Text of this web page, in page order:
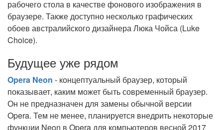
рабочего стола в качестве фонового изображения в
браузере. Также доступно несколько графических
обоев австралийского дизайнера Люка Чойса (Luke
Choice).
Будущее уже рядом
Opera Neon - концептуальный браузер, который
показывает, каким может быть современный браузер.
Он не предназначен для замены обычной версии
Opera. Тем не менее, планируется внедрить некоторые
функции Neon в Opera для компьютеров весной 2017